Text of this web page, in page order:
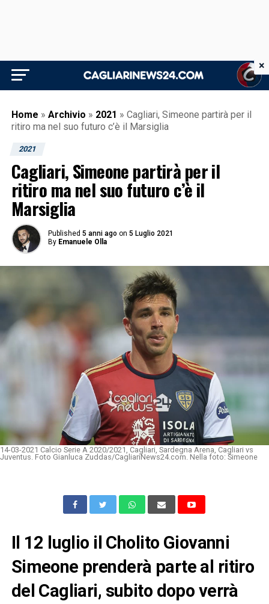
Home » Archivio » 2021 » Cagliari, Simeone partirà per il
ritiro ma nel suo futuro c’è il Marsiglia
2021
Cagliari, Simeone partirà per il
ritiro ma nel suo futuro c’è il
Marsiglia
Published 5 anni ago on 5 Luglio 2021
By Emanuele Olla
14-03-2021 Calcio Serie A 2020/2021, Cagliari, Sardegna Arena, Cagliari vs
Juventus. Foto Gianluca Zuddas/CagliariNews24.com. Nella foto: Simeone
Il 12 luglio il Cholito Giovanni
Simeone prenderà parte al ritiro
del Cagliari, subito dopo verrà
×